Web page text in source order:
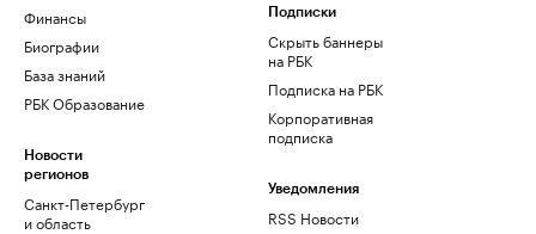
Финансы
Биографии
База знаний
РБК Образование
Новости
регионов
Санкт-Петербург
и область
Подписки
Скрыть баннеры
на РБК
Подписка на РБК
Корпоративная
подписка
Уведомления
RSS Новости